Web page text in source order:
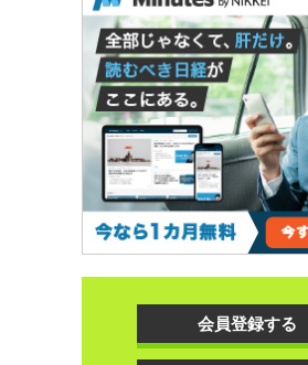
会員登録する